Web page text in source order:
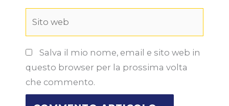
Salva il mio nome, email e sito web in
questo browser per la prossima volta
che commento.